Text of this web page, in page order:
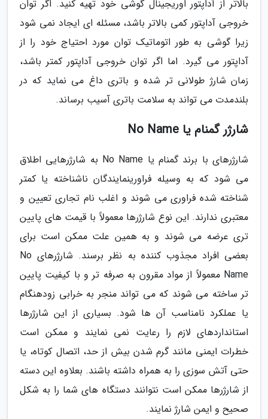
بالاتر از آداپتور اوریجینال گوشی خود تهیه کنید. اگر توان
خروجی آداپتور کمی بالاتر باشد، مسئله ای ایجاد نمی شود
زیرا گوشی به طور اتوماتیک توان مورد احتیاج خود را از
آداپتور می گیرد. اما اگر توان خروجی آداپتور کمتر باشد،
زمان شارژ طولانی تر شده و باتری داغ می نماید که در
بلندمدت می تواند به سلامت باتری آسیب برساند.
شارژر گمنام یا No Name
شارژرهای با برند گمنام یا No Name به شارژرهایی اطلاق
می شود که به وسیله فراورینمایندگان ناشناخته یا کمتر
شناخته شده فراوری می شوند و اغلب نام تجاری تعیین و
معتبری ندارند. این نوع شارژرها معمولاً با قیمت های پایین
تری عرضه می شوند و به همین علت ممکن است برای
بعضی افراد مجذوب کننده به نظر برسند. شارژرهای No
Name معمولاً از مواد مقرون به صرفه تر و با کیفیت پایین
تر ساخته می شوند که می تواند منجر به خرابی زودهنگام
یا عملکرد نامناسب آن ها شود. بسیاری از این شارژرها
استانداردهای لازم را رعایت نمی نمایند و ممکن است
خطرات ایمنی مانند گرم شدن بیش از حد، اتصال کوتاه، یا
حتی آتش سوزی را به همراه داشته باشند. بعلاوه این دسته
از شارژرها ممکن است نتوانند دستگاه های شما را به شکل
صحیح و ایمن شارژ نمایند.